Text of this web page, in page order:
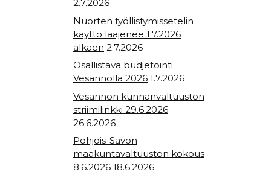
2.7.2026
Nuorten työllistymissetelin
käyttö laajenee 1.7.2026
alkaen 2.7.2026
Osallistava budjetointi
Vesannolla 2026 1.7.2026
Vesannon kunnanvaltuuston
striimilinkki 29.6.2026
26.6.2026
Pohjois-Savon
maakuntavaltuuston kokous
8.6.2026 18.6.2026